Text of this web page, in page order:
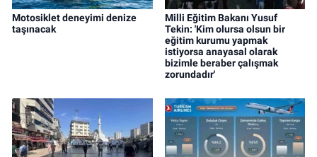
Motosiklet deneyimi denize
taşınacak
Milli Eğitim Bakanı Yusuf
Tekin: 'Kim olursa olsun bir
eğitim kurumu yapmak
istiyorsa anayasal olarak
bizimle beraber çalışmak
zorundadır'